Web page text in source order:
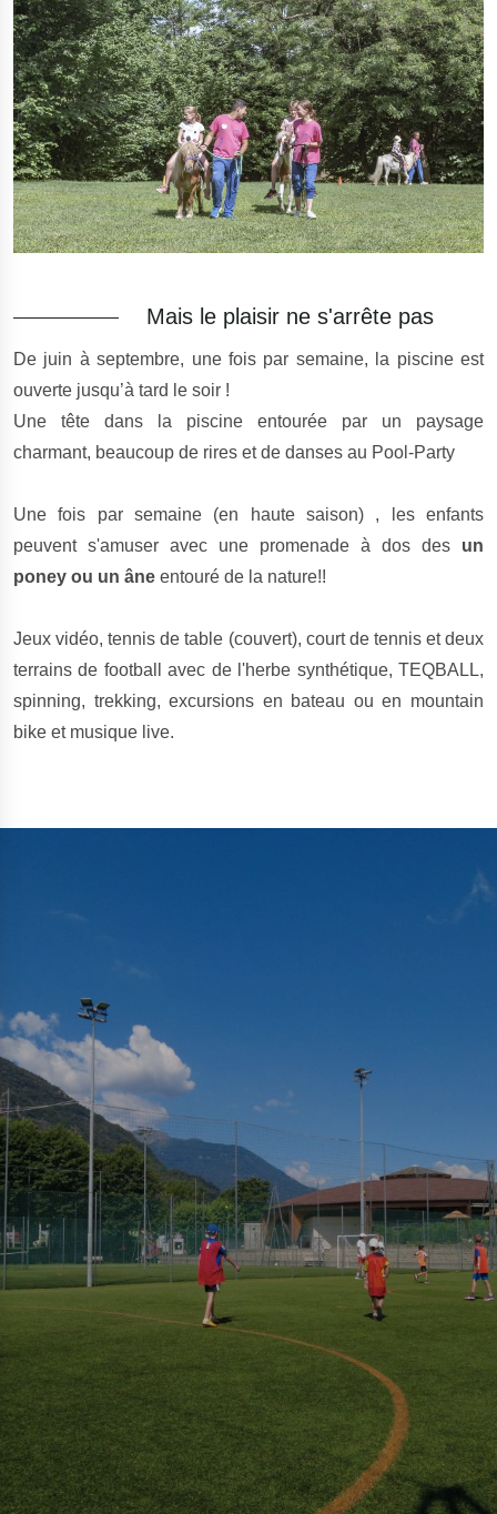
Mais le plaisir ne s'arrête pas
De juin à septembre, une fois par semaine, la piscine est
ouverte jusqu’à tard le soir !
Une tête dans la piscine entourée par un paysage
charmant, beaucoup de rires et de danses au Pool-Party
Une fois par semaine (en haute saison) , les enfants
peuvent s'amuser avec une promenade à dos des un
poney ou un âne entouré de la nature!!
Jeux vidéo, tennis de table (couvert), court de tennis et deux
terrains de football avec de l'herbe synthétique, TEQBALL,
spinning, trekking, excursions en bateau ou en mountain
bike et musique live.